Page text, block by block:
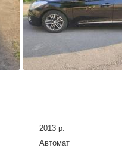
2013 р.
Автомат